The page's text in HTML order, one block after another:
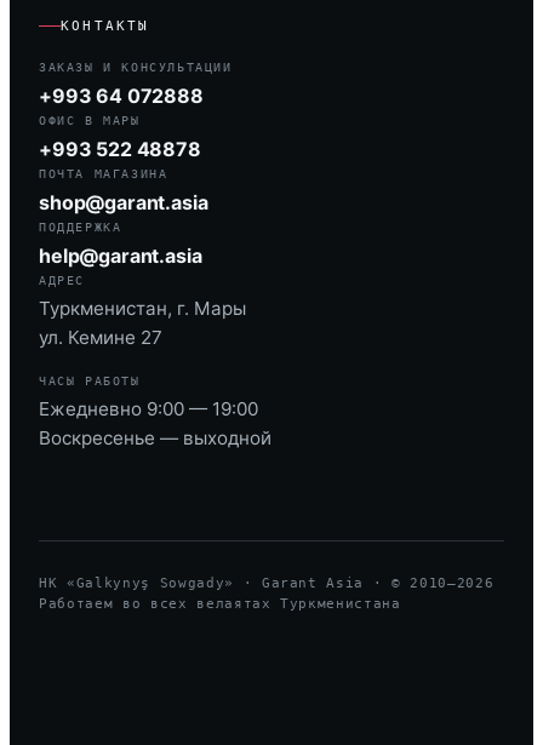
КОНТАКТЫ
ЗАКАЗЫ И КОНСУЛЬТАЦИИ
+993 64 072888
ОФИС В МАРЫ
+993 522 48878
ПОЧТА МАГАЗИНА
shop@garant.asia
ПОДДЕРЖКА
help@garant.asia
АДРЕС
Туркменистан, г. Мары
ул. Кемине 27
ЧАСЫ РАБОТЫ
Ежедневно 9:00 — 19:00
Воскресенье — выходной
HK «Galkynyş Sowgady» · Garant Asia · © 2010—2026
Работаем во всех велаятах Туркменистана